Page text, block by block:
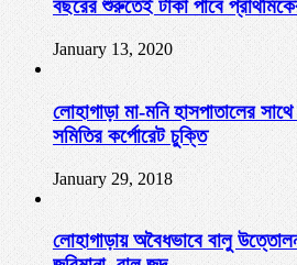
বছরের শুরুতেই টাকা পাবে
January 13, 2020
লোহাগাড়া মা-মনি হাসপাতালের
সমিতির কর্পোরেট চুক্তি
January 29, 2018
লোহাগাড়ায় অবৈধভাবে বালু